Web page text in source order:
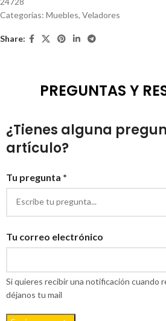
Categorías: Muebles, Veladores
Share:
PREGUNTAS Y
¿Tienes alguna
artículo?
Tu pregunta *
Tu correo electrónico
Si quieres recibir una notificación cuando
déjanos tu mail